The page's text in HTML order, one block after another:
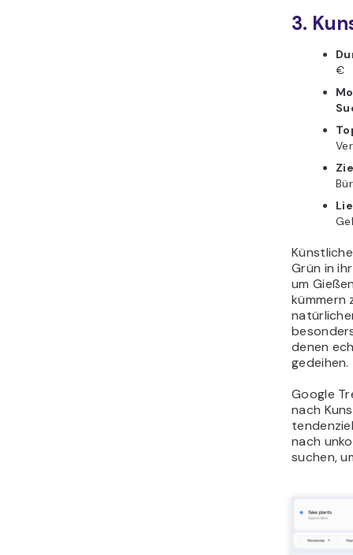
3.
€
Grün in
um
kümmern
denen
gedeihen.
Google
nach
nach
suchen,